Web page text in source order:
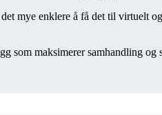
mye enklere å få det til virtuelt
som maksimerer samhandling